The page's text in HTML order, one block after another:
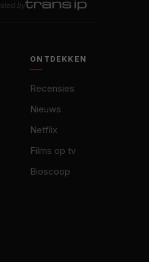
by
ONTDEKKEN
Recensies
Nieuws
Netflix
Films op tv
Bioscoop